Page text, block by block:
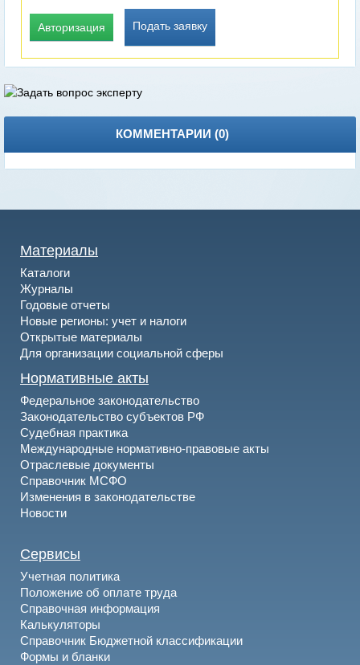
Авторизация Подать заявку
КОММЕНТАРИИ (0)
Материалы
Каталоги
Журналы
Годовые отчеты
Новые регионы: учет и налоги
Открытые материалы
Для организации социальной сферы
Нормативные акты
Федеральное законодательство
Законодательство субъектов РФ
Судебная практика
Международные нормативно-правовые акты
Отраслевые документы
Справочник МСФО
Изменения в законодательстве
Новости
Сервисы
Учетная политика
Положение об оплате труда
Справочная информация
Калькуляторы
Справочник Бюджетной классификации
Формы и бланки